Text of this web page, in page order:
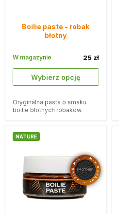
Boilie paste - robak
błotny
Wybierz opcję
25 zł
W magazynie
Oryginalna pasta o smaku
boilie błotnych robaków.
NATURE